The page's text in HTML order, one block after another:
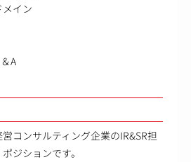
メイン
A
コンサルティング企業のIR&SR担
ジションです。